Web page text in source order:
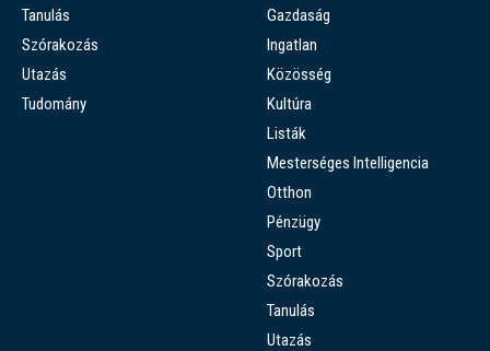
Tanulás
Szórakozás
Utazás
Tudomány
Gazdaság
Ingatlan
Közösség
Kultúra
Listák
Mesterséges Intelligencia
Otthon
Pénzügy
Sport
Szórakozás
Tanulás
Utazás